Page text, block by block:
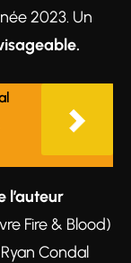
2023. Un
l’auteur
Fire & Blood)
Condal